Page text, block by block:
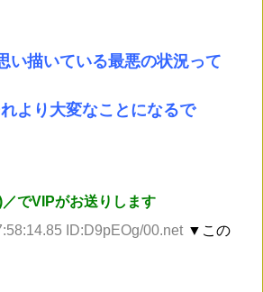
い描いている最悪の状況って
より大変なことになるで
でVIPがお送りします
ID:D9pEOg/00.net ▼この